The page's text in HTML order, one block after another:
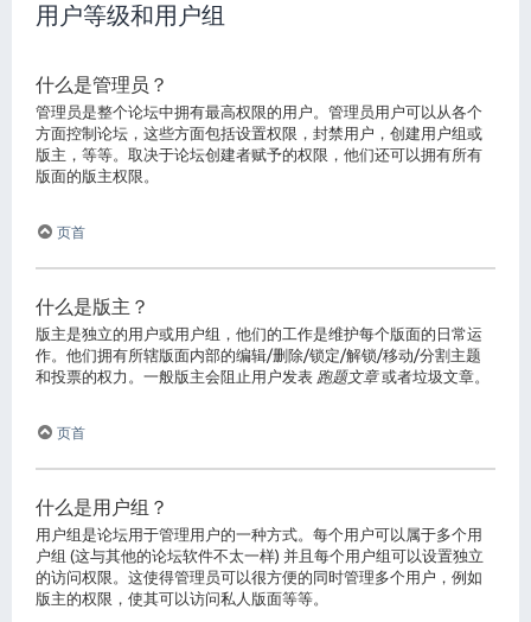
用户等级和用户组
什么是管理员？
管理员是整个论坛中拥有最高权限的用户。管理员用户可以从各个
方面控制论坛，这些方面包括设置权限，封禁用户，创建用户组或
版主，等等。取决于论坛创建者赋予的权限，他们还可以拥有所有
版面的版主权限。
页首
什么是版主？
版主是独立的用户或用户组，他们的工作是维护每个版面的日常运
作。他们拥有所辖版面内部的编辑/删除/锁定/解锁/移动/分割主题
和投票的权力。一般版主会阻止用户发表 跑题文章或者垃圾文章。
页首
什么是用户组？
用户组是论坛用于管理用户的一种方式。每个用户可以属于多个用
户组 (这与其他的论坛软件不太一样) 并且每个用户组可以设置独立
的访问权限。这使得管理员可以很方便的同时管理多个用户，例如
版主的权限，使其可以访问私人版面等等。